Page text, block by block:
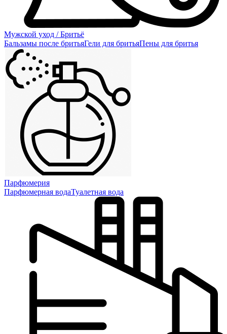
Мужской уход / Бритьё
Бальзамы после бритьяГели для бритьяПены для бритья
Парфюмерия
Парфюмерная водаТуалетная вода